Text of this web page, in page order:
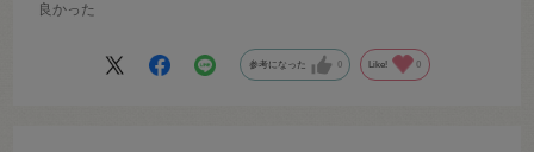
良かった
参考になった 0 Like! 0